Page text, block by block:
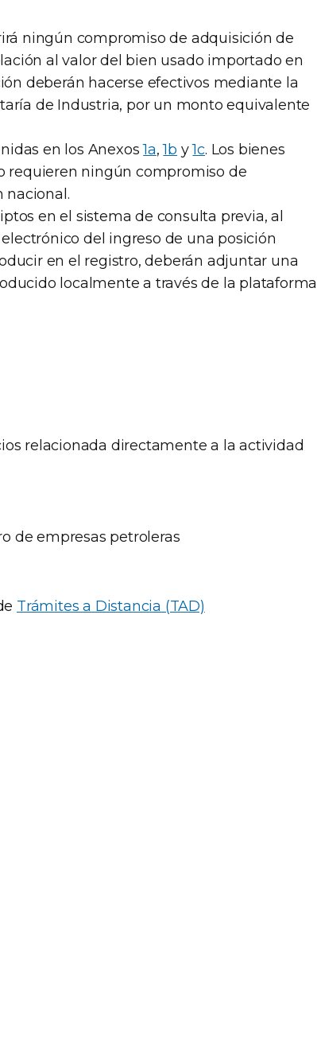
ningún compromiso de adquisición de
al valor del bien usado importado en
deberán hacerse efectivos mediante la
de Industria, por un monto equivalente
en los Anexos1a,1b y1c. Los bienes
requieren ningún compromiso de
nacional.
en el sistema de consulta previa, al
del ingreso de una posición
en el registro, deberán adjuntar una
localmente a través de la plataforma
relacionada directamente a la actividad
de empresas petroleras
Trámites a Distancia (TAD)